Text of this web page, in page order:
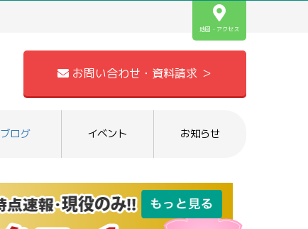
地図・アクセス
お問い合わせ・資料請求 ＞
ブログ イベント お知らせ